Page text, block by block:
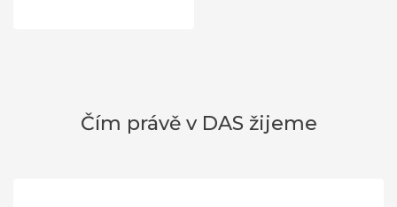
Čím právě v DAS žijeme